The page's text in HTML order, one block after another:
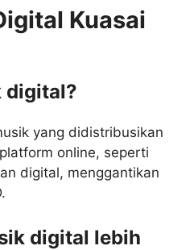
Kuasai
digital?
yang didistribusikan
online, seperti
digital, menggantikan
digital lebih